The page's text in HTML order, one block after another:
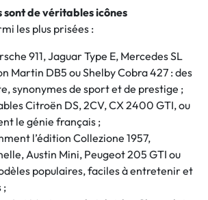
de véritables icônes
les plus prisées :
911, Jaguar Type E, Mercedes SL
Martin DB5 ou Shelby Cobra 427 : des
synonymes de sport et de prestige ;
Citroën DS, 2CV, CX 2400 GTI, ou
le génie français ;
l’édition Collezione 1957,
Austin Mini, Peugeot 205 GTI ou
populaires, faciles à entretenir et
;